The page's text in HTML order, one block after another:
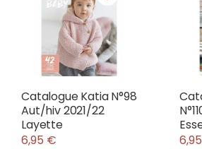
Catalogue Katia N°98
Aut/hiv 2021/22
Layette
6,95 €